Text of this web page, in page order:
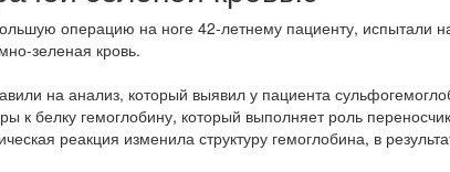
операцию на ноге 42-летнему пациенту, испытали
зеленая кровь.
на анализ, который выявил у пациента
к белку гемоглобину, который выполняет роль
реакция изменила структуру гемоглобина, в